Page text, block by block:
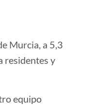
Murcia, a 5,3
residentes y
equipo